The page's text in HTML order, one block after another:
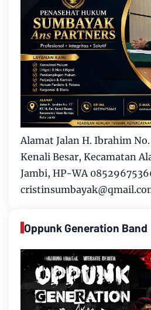
Alamat Jalan H. Ibrahim No.
Kenali Besar, Kecamatan
Jambi, HP-WA
Oppunk Generation Band